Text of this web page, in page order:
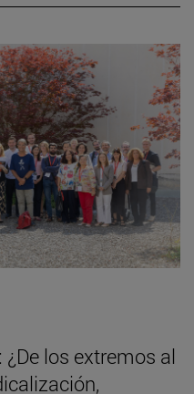
los extremos al